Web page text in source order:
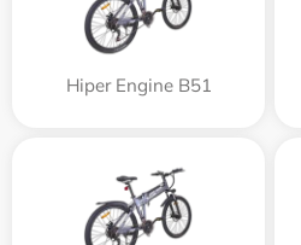
Hiper Engine B51